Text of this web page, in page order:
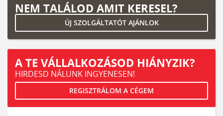
NEM TALÁLOD AMIT KERESEL?
ÚJ SZOLGÁLTATÓT AJÁNLOK
A TE VÁLLALKOZÁSOD HIÁNYZIK?
HIRDESD NÁLUNK INGYENESEN!
REGISZTRÁLOM A CÉGEM